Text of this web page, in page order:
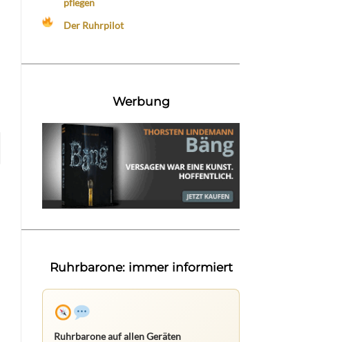
Der Ruhrpilot
Werbung
Ruhrbarone: immer informiert
Ruhrbarone auf allen Geräten